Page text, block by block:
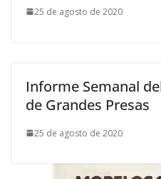
25 de agosto de 2020
Informe Semanal
de Grandes Presas
25 de agosto de 2020